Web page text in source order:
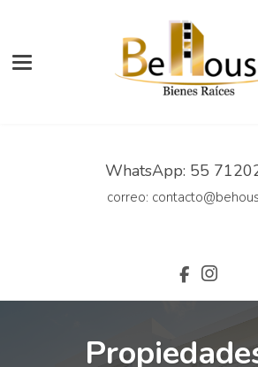
Toggle navigation
WhatsApp: 55
correo: